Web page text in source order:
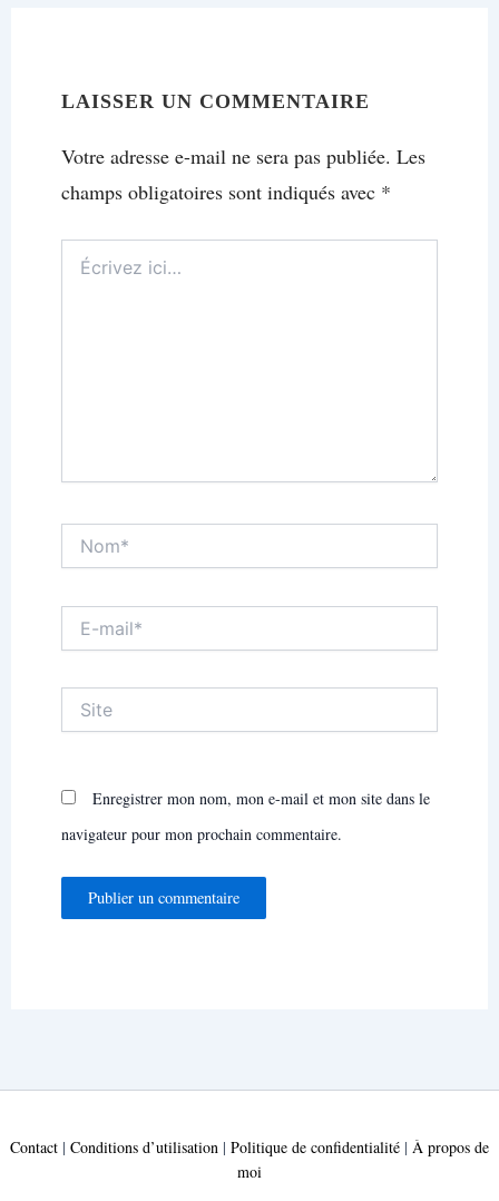
LAISSER UN COMMENTAIRE
Votre adresse e-mail ne sera pas publiée. Les
champs obligatoires sont indiqués avec *
ici…
mail*
Enregistrer mon nom, mon e-mail et mon site dans le
navigateur pour mon prochain commentaire.
Contact | Conditions d’utilisation | Politique de confidentialité | À propos de
moi